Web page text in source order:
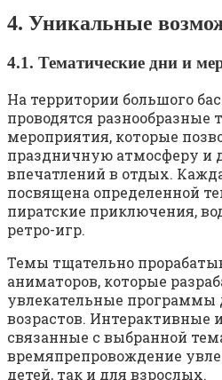
4. Уникальные
4.1. Тематические дни и
На территории большого
проводятся разнообразные
мероприятия, которые
праздничную атмосферу и
впечатлений в отдых.
посвящена определенной
пиратские приключения,
ретро-игр.
Темы тщательно
аниматоров, которые
увлекательные программы
возрастов. Интерактивные
связанные с выбранной
времяпрепровождение
детей, так и для взрослых.